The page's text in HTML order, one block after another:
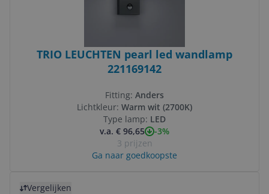
TRIO LEUCHTEN pearl led wandlamp
221169142
Fitting: Anders
Lichtkleur: Warm wit (2700K)
Type lamp: LED
v.a. € 96,65
-3%
3 prijzen
Ga naar goedkoopste
Vergelijken